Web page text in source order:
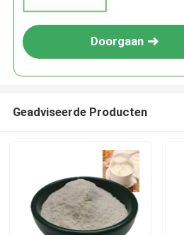
Doorgaan
Geadviseerde Producten